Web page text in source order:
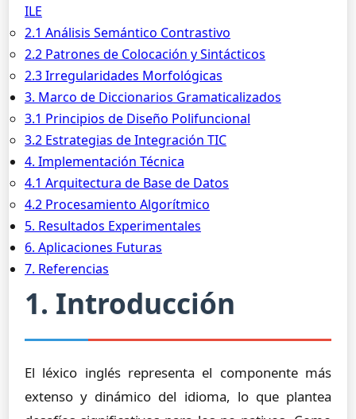
ILE
2.1 Análisis Semántico Contrastivo
2.2 Patrones de Colocación y Sintácticos
2.3 Irregularidades Morfológicas
3. Marco de Diccionarios Gramaticalizados
3.1 Principios de Diseño Polifuncional
3.2 Estrategias de Integración TIC
4. Implementación Técnica
4.1 Arquitectura de Base de Datos
4.2 Procesamiento Algorítmico
5. Resultados Experimentales
6. Aplicaciones Futuras
7. Referencias
1. Introducción
El léxico inglés representa el componente más
extenso y dinámico del idioma, lo que plantea